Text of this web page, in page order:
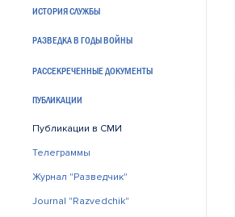
ИСТОРИЯ СЛУЖБЫ
РАЗВЕДКА В ГОДЫ ВОЙНЫ
РАССЕКРЕЧЕННЫЕ ДОКУМЕНТЫ
ПУБЛИКАЦИИ
Публикации в СМИ
Телеграммы
Журнал "Разведчик"
Journal "Razvedchik"